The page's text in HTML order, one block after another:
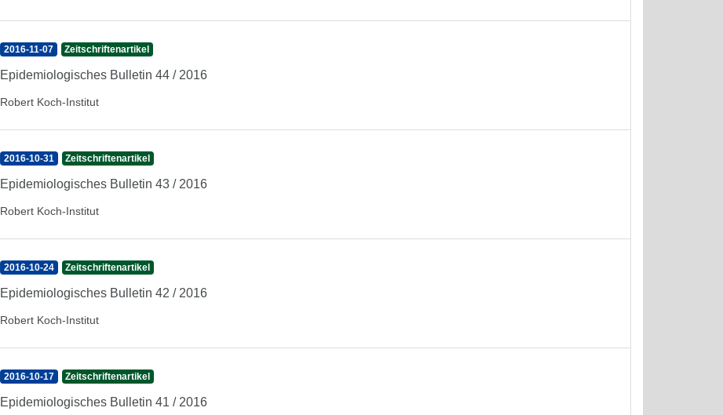
2016-11-07 Zeitschriftenartikel
Epidemiologisches Bulletin 44 / 2016
Robert Koch-Institut
2016-10-31 Zeitschriftenartikel
Epidemiologisches Bulletin 43 / 2016
Robert Koch-Institut
2016-10-24 Zeitschriftenartikel
Epidemiologisches Bulletin 42 / 2016
Robert Koch-Institut
2016-10-17 Zeitschriftenartikel
Epidemiologisches Bulletin 41 / 2016